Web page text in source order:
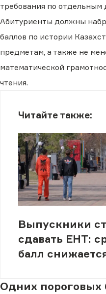
требования по отдельным
Абитуриенты должны
баллов по истории
предметам, а также не
математической
чтения.
Читайте также:
Выпускники
сдавать ЕНТ:
балл
Одних пороговых